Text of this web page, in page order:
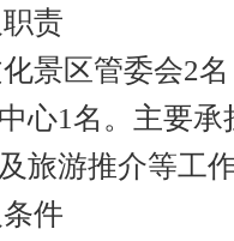
责
景区管委会2
心1名。主要
旅游推介等工
件